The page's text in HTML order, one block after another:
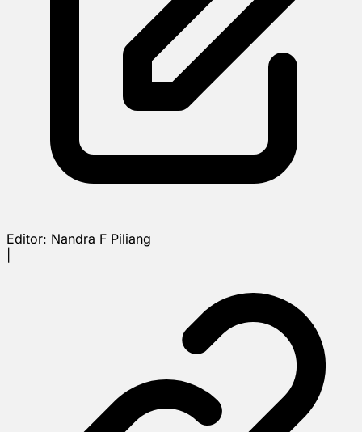
Editor: Nandra F Piliang